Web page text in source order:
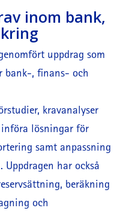
inom bank,
uppdrag som
bank-, finans- och
kravanalyser
lösningar för
samt anpassning
har också
beräkning
och